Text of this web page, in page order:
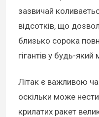
зазвичай
відсотків, що
близько сорока
гігантів у будь-
Літак є важливою
оскільки може
крилатих ракет